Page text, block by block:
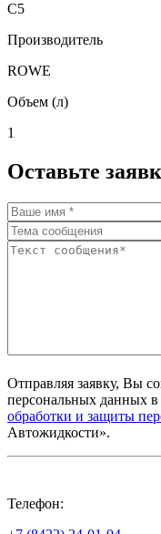
C5
Производитель
ROWE
Объем (л)
1
Оставьте
Отправляя заявку, Вы
персональных данных в
обработки и защиты
Автожидкости».
Телефон: